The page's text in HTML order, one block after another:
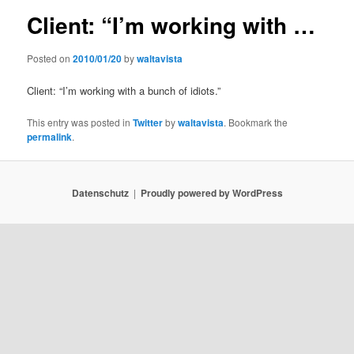
Client: “I’m working with …
Posted on2010/01/20bywaltavista
Client: “I’m working with a bunch of idiots.”
This entry was posted inTwitterbywaltavista. Bookmark the
permalink.
Datenschutz Proudly powered by WordPress